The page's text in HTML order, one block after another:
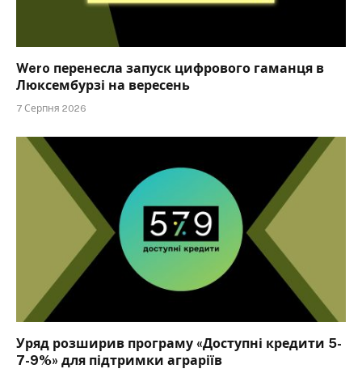
Wero перенесла запуск цифрового гаманця в
Люксембурзі на вересень
7 Серпня 2026
Уряд розширив програму «Доступні кредити 5-
7-9%» для підтримки аграріїв